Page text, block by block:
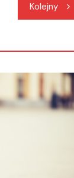
Kolejny